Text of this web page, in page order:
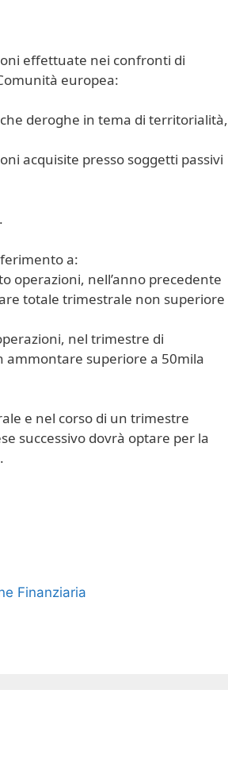
effettuate nei confronti di
europea:
deroghe in tema di territorialità,
acquisite presso soggetti passivi
a:
operazioni, nell’anno precedente
totale trimestrale non superiore
nel trimestre di
superiore a 50mila
e nel corso di un trimestre
successivo dovrà optare per la
Finanziaria